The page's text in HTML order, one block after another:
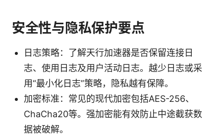
安全性与隐私保护要点
日志策略：了解天行加速器是否保留连接日
志、使用日志及用户活动日志。越少日志或采
用“最小化日志”策略，隐私越有保障。
加密标准：常见的现代加密包括AES-256、
ChaCha20等。强加密能有效防止中途截获数
据被破解。